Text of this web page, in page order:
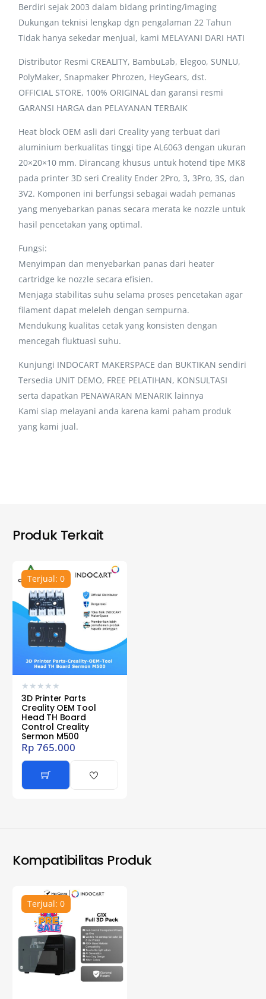
Berdiri sejak 2003 dalam bidang printing/imaging
Dukungan teknisi lengkap dgn pengalaman 22 Tahun
Tidak hanya sekedar menjual, kami MELAYANI DARI HATI
Distributor Resmi CREALITY, BambuLab, Elegoo, SUNLU,
PolyMaker, Snapmaker Phrozen, HeyGears, dst.
OFFICIAL STORE, 100% ORIGINAL dan garansi resmi
GARANSI HARGA dan PELAYANAN TERBAIK
Heat block OEM asli dari Creality yang terbuat dari
aluminium berkualitas tinggi tipe AL6063 dengan ukuran
20×20×10 mm. Dirancang khusus untuk hotend tipe MK8
pada printer 3D seri Creality Ender 2Pro, 3, 3Pro, 3S, dan
3V2. Komponen ini berfungsi sebagai wadah pemanas
yang menyebarkan panas secara merata ke nozzle untuk
hasil pencetakan yang optimal.
Fungsi:
Menyimpan dan menyebarkan panas dari heater
cartridge ke nozzle secara efisien.
Menjaga stabilitas suhu selama proses pencetakan agar
filament dapat meleleh dengan sempurna.
Mendukung kualitas cetak yang konsisten dengan
mencegah fluktuasi suhu.
Kunjungi INDOCART MAKERSPACE dan BUKTIKAN sendiri
Tersedia UNIT DEMO, FREE PELATIHAN, KONSULTASI
serta dapatkan PENAWARAN MENARIK lainnya
Kami siap melayani anda karena kami paham produk
yang kami jual.
Produk Terkait
Terjual: 0
★ ★ ★ ★ ★
3D Printer Parts
Creality OEM Tool
Head TH Board
Control Creality
Sermon M500
Rp 765.000
Kompatibilitas Produk
Terjual: 0